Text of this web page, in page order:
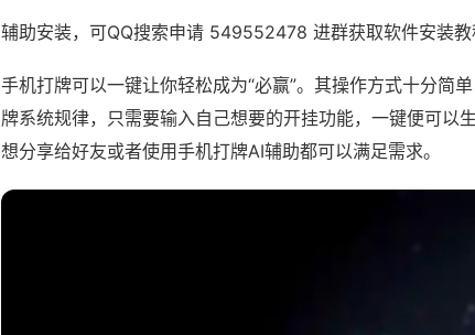
辅助安装，可QQ搜索申请 549552478 进群获取软件安装教
手机打牌可以一键让你轻松成为“必赢”。其操作方式十分简
牌系统规律，只需要输入自己想要的开挂功能，一键便可以
想分享给好友或者使用手机打牌AI辅助都可以满足需求。